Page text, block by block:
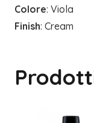
Colore: Viola
Finish: Cream